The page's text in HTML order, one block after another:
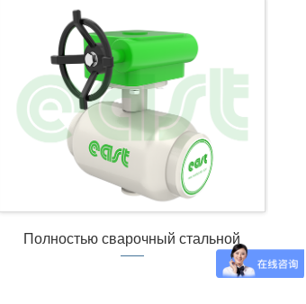
Полностью сварочный стальной